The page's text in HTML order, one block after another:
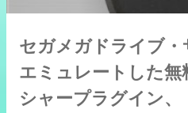
セガメガドライブ
エミュレートした無
シャープラグイン、